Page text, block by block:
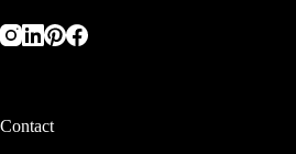
Contact